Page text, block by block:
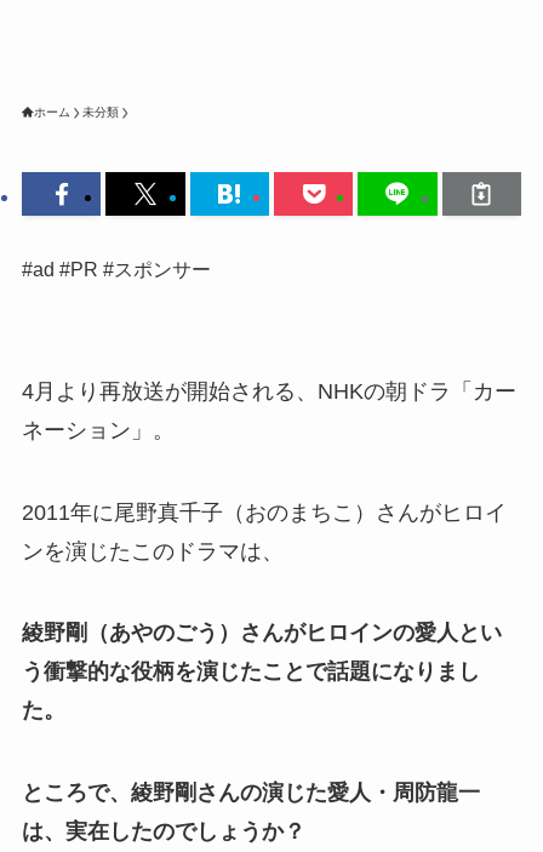
ホーム 未分類
#ad #PR #スポンサー
4月より再放送が開始される、NHKの朝ドラ「カー
ネーション」。
2011年に尾野真千子（おのまちこ）さんがヒロイ
ンを演じたこのドラマは、
綾野剛（あやのごう）さんがヒロインの愛人とい
う衝撃的な役柄を演じたことで話題になりまし
た。
ところで、綾野剛さんの演じた愛人・周防龍一
は、実在したのでしょうか？